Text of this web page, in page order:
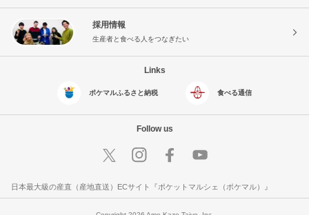
採用情報
生産者と食べる人をつなぎたい
Links
ポケマルふるさと納税 食べる通信
Follow us
日本最大級の産直（産地直送）ECサイト『ポケットマルシェ（ポケマル）』